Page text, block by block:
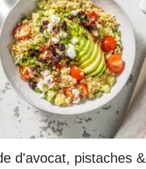
d'avocat, pistaches &